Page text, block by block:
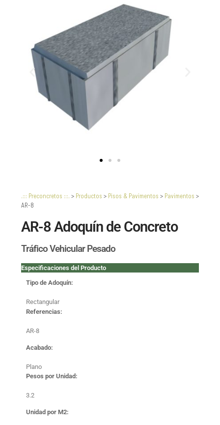
.::: Preconcretos :::. > Productos > Pisos & Pavimentos > Pavimentos >
AR-8
AR-8 Adoquín de Concreto
Tráfico Vehicular Pesado
Especificaciones del Producto
Tipo de Adoquín:
Rectangular
Referencias:
AR-8
Acabado:
Plano
Pesos por Unidad:
3.2
Unidad por M2: